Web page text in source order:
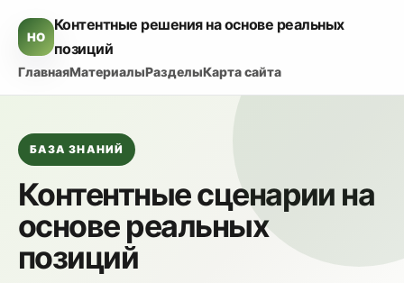
HO
Контентные решения на основе реальных
позиций
ГлавнаяМатериалыРазделыКарта сайта
БАЗА ЗНАНИЙ
Контентные сценарии на
основе реальных
позиций